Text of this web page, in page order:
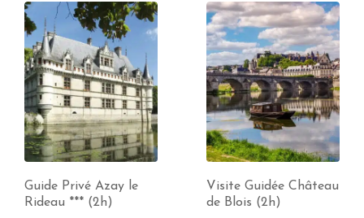
Guide Privé Azay le
Rideau *** (2h)
Visite Guidée Château
de Blois (2h)